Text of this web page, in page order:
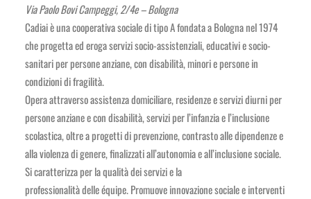
Via Paolo Bovi Campeggi, 2/4e – Bologna
Cadiai è una cooperativa sociale di tipo A fondata a Bologna nel 1974
che progetta ed eroga servizi socio-assistenziali, educativi e socio-
sanitari per persone anziane, con disabilità, minori e persone in
condizioni di fragilità.
Opera attraverso assistenza domiciliare, residenze e servizi diurni per
persone anziane e con disabilità, servizi per l’infanzia e l’inclusione
scolastica, oltre a progetti di prevenzione, contrasto alle dipendenze e
alla violenza di genere, finalizzati all’autonomia e all’inclusione sociale.
Si caratterizza per la qualità dei servizi e la
professionalità delle équipe. Promuove innovazione sociale e interventi